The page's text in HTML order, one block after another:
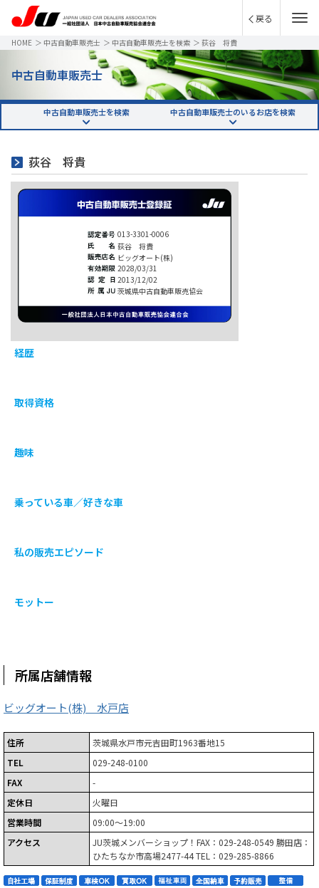
戻る
HOME ＞ 中古自動車販売士 ＞ 中古自動車販売士を検索 ＞ 荻谷 将貴
中古自動車販売士
中古自動車販売士を検索 中古自動車販売士のいるお店を検索
荻谷 将貴
013-3301-0006
荻谷 将貴
ビッグオート(株)
2028/03/31
2013/12/02
茨城県中古自動車販売協会
経歴
取得資格
趣味
乗っている車／好きな車
私の販売エピソード
モットー
所属店舗情報
ビッグオート(株) 水戸店
住所
茨城県水戸市元吉田町1963番地15
TEL
029-248-0100
FAX
-
定休日
火曜日
営業時間
09:00～19:00
アクセス
JU茨城メンバーショップ！FAX：029-248-0549 勝田店：
ひたちなか市高場2477-44 TEL：029-285-8866